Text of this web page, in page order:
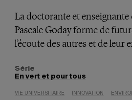
La doctorante et
Pascale Goday forme de
l’écoute des autres et de leur
Série
En vert et pour tous
VIE UNIVERSITAIRE INNOVATION